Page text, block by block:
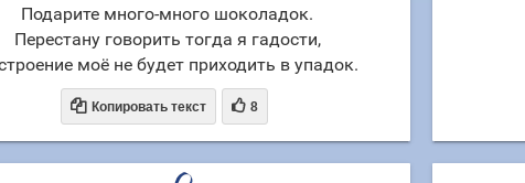
Подарите много-много шоколадок.
Перестану говорить тогда я гадости,
моё не будет приходить в упадок.
 Копировать текст  8